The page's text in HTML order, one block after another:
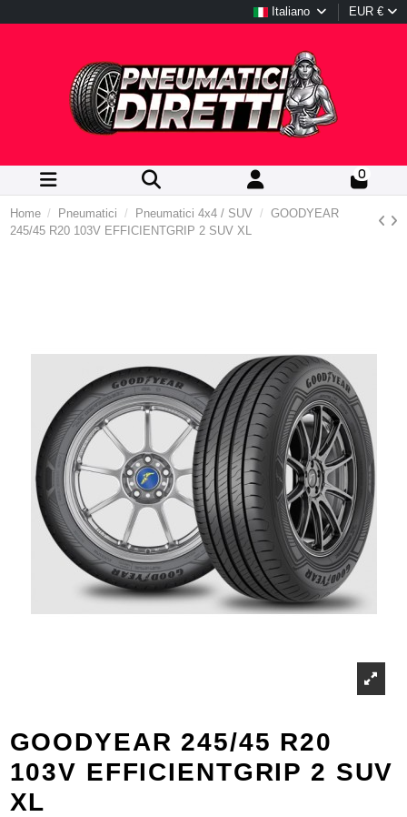
Italiano EUR €
0
Home Pneumatici Pneumatici 4x4 / SUV
GOODYEAR
245/45 R20 103V EFFICIENTGRIP 2 SUV XL
GOODYEAR 245/45 R20
103V EFFICIENTGRIP 2 SUV
XL